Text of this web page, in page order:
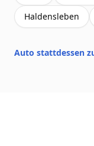
Haldensleben
Auto stattdessen